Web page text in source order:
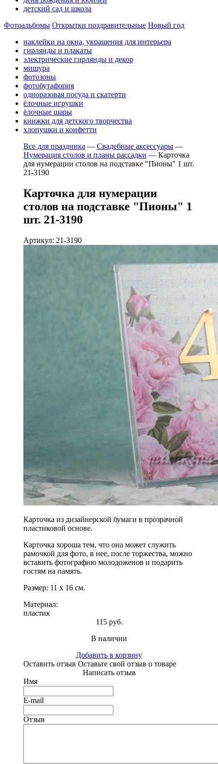
детский сад и школа
Фотоальбомы Открытки поздравительные Новый год
наклейки на окна, украшения для интерьера
гирлянды и плакаты
электрические гирлянды и декор
мишура
фотозоны
фотобутафория
одноразовая посуда и скатерти
ёлочные игрушки
ёлочные шары
книжки для детского творчества
хлопушки и конфетти
Все для праздника — Свадебные аксессуары —
Нумерация столов и планы рассадки — Карточка
для нумерации столов на подставке "Пионы" 1 шт.
21-3190
Карточка для нумерации
столов на подставке "Пионы" 1
шт. 21-3190
Артикул: 21-3190
Карточка из дизайнерской бумаги в прозрачной
пластиковой основе.
Карточка хороша тем, что она может служить
рамочкой для фото, в нее, после торжества, можно
вставить фотографию молодоженов и подарить
гостям на память.
Размер: 11 х 16 см.
Материал:
пластик
115 руб.
В наличии
Добавить в корзину
Оставить отзыв Оставьте свой отзыв о товаре
Написать отзыв
Имя
E-mail
Отзыв